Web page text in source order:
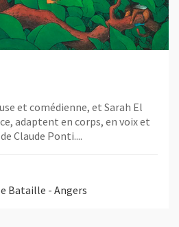
et comédienne, et Sarah El
adaptent en corps, en voix et
Claude Ponti....
Bataille - Angers